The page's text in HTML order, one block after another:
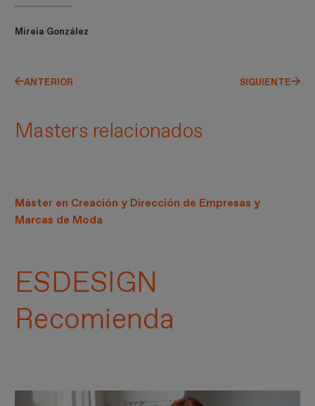
Mireia González
ANTERIOR SIGUIENTE
Masters relacionados
Máster en Creación y Dirección de Empresas y
Marcas de Moda
ESDESIGN
Recomienda